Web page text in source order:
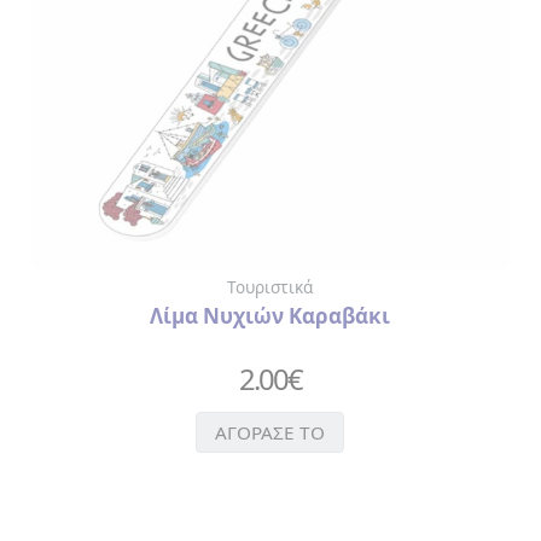
Τουριστικά
Λίμα Νυχιών Καραβάκι
2.00€
ΑΓΟΡΑΣΕ ΤΟ